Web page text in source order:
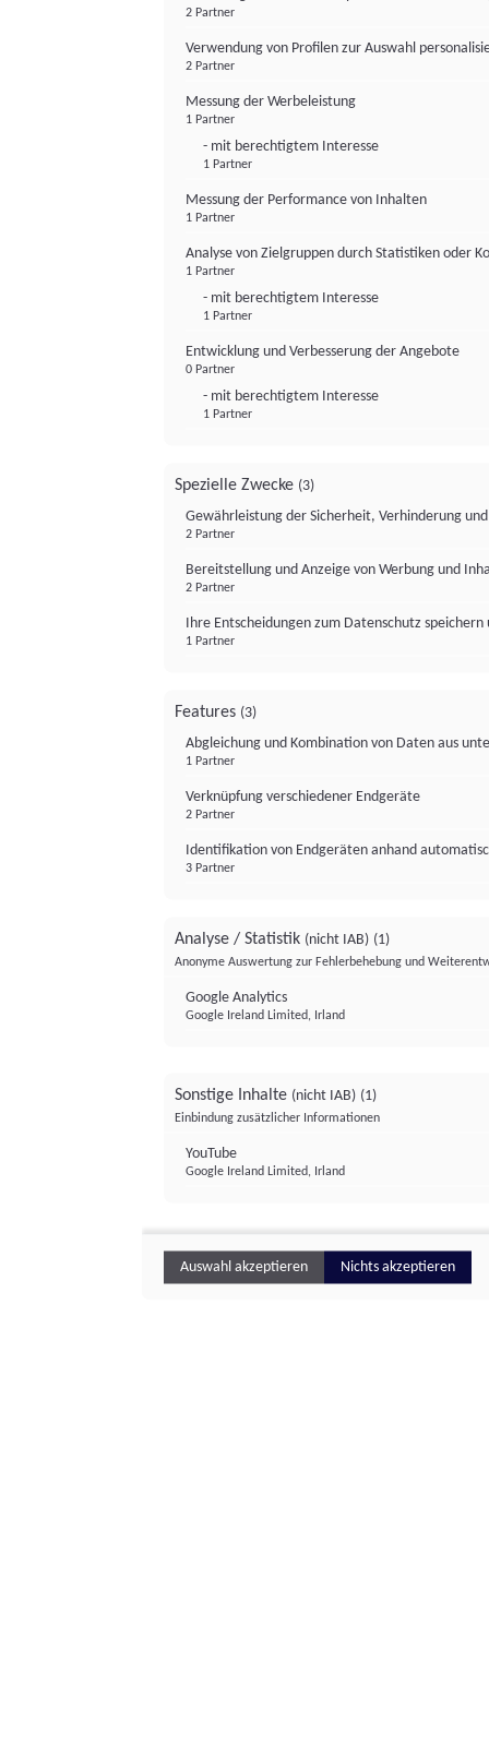
2 Partner
Verwendung von Profilen zur Auswahl
2 Partner
Messung der Werbeleistung
1 Partner
- mit berechtigtem Interesse
1 Partner
Messung der Performance von Inhalten
1 Partner
Analyse von Zielgruppen durch Statistiken oder
1 Partner
- mit berechtigtem Interesse
1 Partner
Entwicklung und Verbesserung der Angebote
0 Partner
- mit berechtigtem Interesse
1 Partner
Spezielle Zwecke (3)
Gewährleistung der Sicherheit, Verhinderung
2 Partner
Bereitstellung und Anzeige von Werbung und
2 Partner
Ihre Entscheidungen zum Datenschutz
1 Partner
Features (3)
Abgleichung und Kombination von Daten aus
1 Partner
Verknüpfung verschiedener Endgeräte
2 Partner
Identifikation von Endgeräten anhand
3 Partner
Analyse / Statistik (nicht IAB) (1)
Anonyme Auswertung zur Fehlerbehebung und
Google Analytics
Google Ireland Limited, Irland
Sonstige Inhalte (nicht IAB) (1)
Einbindung zusätzlicher Informationen
YouTube
Google Ireland Limited, Irland
Auswahl akzeptieren Nichts akzeptieren